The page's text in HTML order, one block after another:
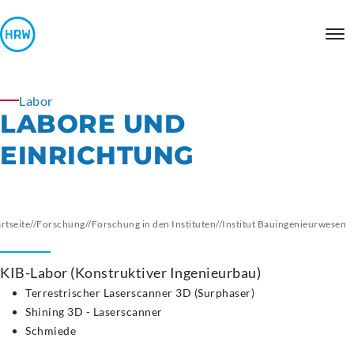
Labor
LABORE UND
EINRICHTUNG
//Forschung//Forschung in den Instituten//Institut Bauingenieurwesen
KIB-Labor (Konstruktiver Ingenieurbau)
Terrestrischer Laserscanner 3D (Surphaser)
Shining 3D - Laserscanner
Schmiede